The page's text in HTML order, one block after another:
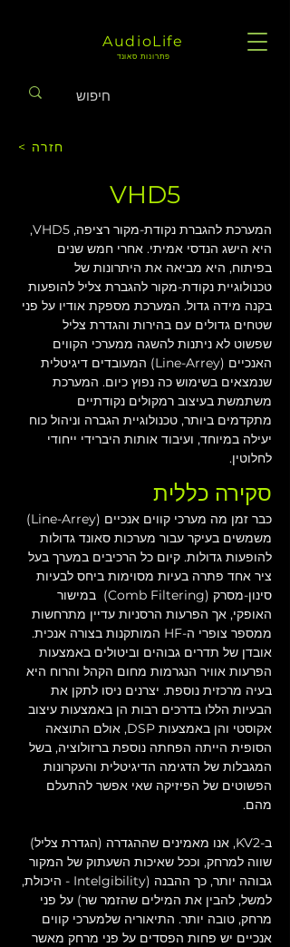
AudioLife
פתרונות סאונד
< חזרה
VHD5
המערכת להגברת נקודת-מקור רציפה, VHD5,
היא הישג הנדסי אמיתי. אחרי חמש שנים
בפיתוח, היא מביאה את היתרונות של
טכנולוגיית נקודת-מקור להגברת צליל להופעות
בקנה מידה גדול. המערכת מספקת אודיו על פני
שטחים גדולים עם בהירות והגדרת צליל
שפשוט לא ניתנות להשגה ממערכי הקווים
האנכיים (Line-Arrey) המעובדים דיגיטלית
שנמצאים בשימוש כה נפוץ כיום. המערכת
משתמשת בעיצוב רמקולים נקודתיים
מתקדמים ביותר, טכנולוגיית הגברה וניהול כוח
יעילה במיוחד, ועיבוד אותות היברידי ייחודי
לחלוטין.
סקירה כללית
כבר זמן מה מערכי קווים אנכיים (Line-Arrey)
משמשים בעיקר עבור מערכות סאונד גדולות
להופעות גדולות. קיום כל הרכיבים במערך בעל
ציר אחד פתרה בעיות מסוימות ביחס לבעיות
סינון-מסרק (Comb Filtering)  במישור
האופקי, אך הפרעות הרסניות עדיין מתרחשות
ממספר צופרי ה-HF המותקנות בצורה אנכית.
אובדן של תדרים גבוהים וביטולים באמצעות
הפרעות אוויר הנגרמות מחום הקהל והרוח היא
בעיה מרכזית נוספת. יצרנים ניסו לתקן את
הבעיות הללו בדרכים רבות הן באמצעות עיצוב
אקוסטי והן באמצעות DSP, אולם התוצאה
הסופית הייתה הפחתה נוספת ברזולוציה, בשל
המגבלות של הדגימה הדיגיטלית והעקרונות
הפשוטים של הפיזיקה שאי אפשר להתעלם
מהם.
ב-KV2, אנו מאמינים שההגדרה (הגדרת צליל)
שווה למרחק, וככל שאיכות השעתוק של המקור
גבוהה יותר, כך ההבנה (Intelgibility - היכולת,
למשל, להבין את המילים שהזמר שר) על פני
מרחק, טובה יותר. התיאוריה שלמערכי קווים
אנכיים יש פחות הפסדים על פני מרחק מאשר